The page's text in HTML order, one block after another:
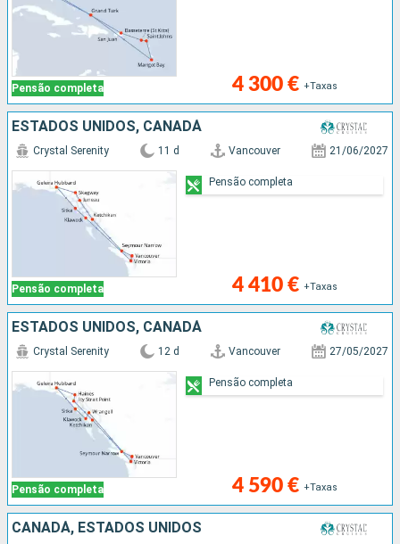
Pensão completa 4 300 € +Taxas
ESTADOS UNIDOS, CANADÁ
Pensão completa
Crystal Serenity 11 d Vancouver 21/06/2027
4 410 € +Taxas
Pensão completa
ESTADOS UNIDOS, CANADÁ
Pensão completa
Crystal Serenity 12 d Vancouver 27/05/2027
4 590 € +Taxas
Pensão completa
CANADÁ, ESTADOS UNIDOS